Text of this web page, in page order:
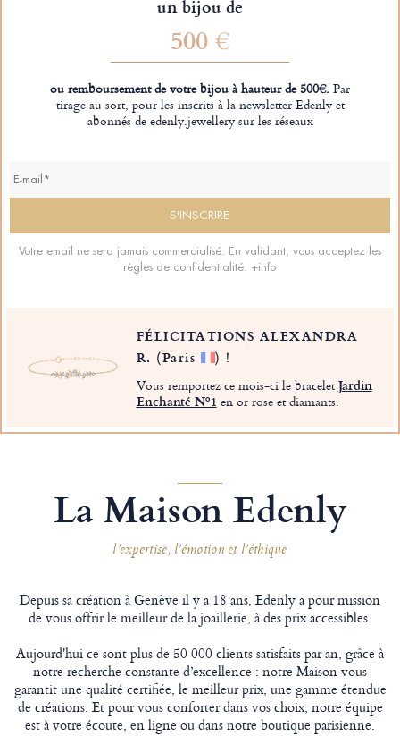
un bijou de
500 €
ou remboursement de votre bijou à hauteur de 500€.Par
tirage au sort, pour les inscrits à la newsletter Edenly et
abonnés de edenly.jewellery sur les réseaux
Votre email ne sera jamais commercialisé. En validant, vous acceptez les
règles de confidentialité. +info
FÉLICITATIONS ALEXANDRA
R. (Paris ) !
Vous remportez ce mois-ci le braceletJardin
Enchanté Nº1 en or rose et diamants.
La Maison Edenly
l’expertise, l’émotion et l’éthique
Depuis sa création à Genève il y a 18 ans, Edenly a pour mission
de vous offrir le meilleur de la joaillerie, à des prix accessibles.
Aujourd'hui ce sont plus de 50 000 clients satisfaits par an, grâce à
notre recherche constante d’excellence : notre Maison vous
garantit une qualité certifiée, le meilleur prix, une gamme étendue
de créations. Et pour vous conforter dans vos choix, notre équipe
est à votre écoute, en ligne ou dans notre boutique parisienne.